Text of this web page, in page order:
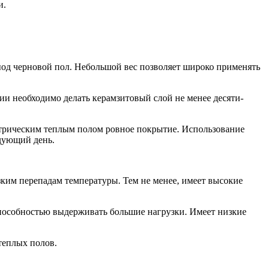
черновой пол. Небольшой вес позволяет широко применять
необходимо делать керамзитовый слой не менее десяти-
теплым полом ровное покрытие. Использование
день.
перепадам температуры. Тем не менее, имеет высокие
выдерживать большие нагрузки. Имеет низкие
полов.